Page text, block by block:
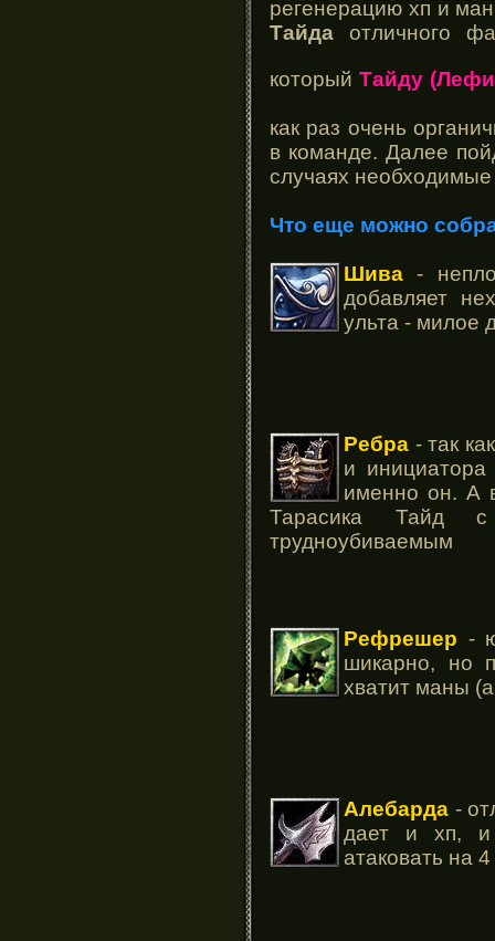
регенерацию хп и
Тайда отличного
которыйТайду
как раз очень
в команде. Далее
случаях
Что еще можно
Шива -
добавляет
ульта - милое
Ребра - так
и
именно он. А
Тарасика Тайд с
трудноубиваемым
Рефрешер -
шикарно, но
хватит маны
Алебарда -
дает и хп, и
атаковать на